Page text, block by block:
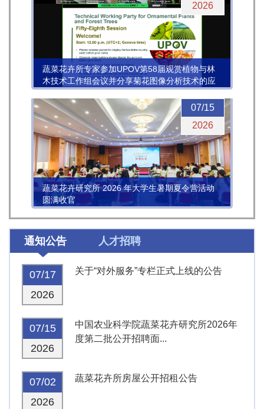
2026
蔬菜花卉所专家参加UPOV第58届观赏植物与林
木技术工作组会议并分享菊花图像分析技术的应
用进展
07/15
2026
蔬菜花卉研究所 2026 年大学生暑期夏令营活动
圆满收官
通知公告 人才招聘
07/17
2026
关于“对外服务”专栏正式上线的公告
07/15
2026
中国农业科学院蔬菜花卉研究所2026年
度第二批公开招聘面...
07/02
2026
蔬菜花卉所房屋公开招租公告